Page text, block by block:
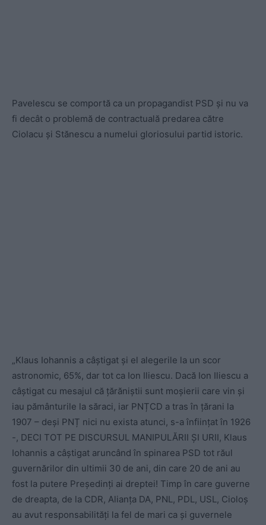
Pavelescu se comportă ca un propagandist PSD și nu va
fi decât o problemă de contractuală predarea către
Ciolacu și Stănescu a numelui gloriosului partid istoric.
„Klaus Iohannis a câștigat și el alegerile la un scor
astronomic, 65%, dar tot ca Ion Iliescu. Dacă Ion Iliescu a
câștigat cu mesajul că țărăniștii sunt moșierii care vin și
iau pământurile la săraci, iar PNȚCD a tras în țărani la
1907 – deși PNȚ nici nu exista atunci, s-a înființat în 1926
-, DECI TOT PE DISCURSUL MANIPULĂRII ȘI URII, Klaus
Iohannis a câștigat aruncând în spinarea PSD tot răul
guvernărilor din ultimii 30 de ani, din care 20 de ani au
fost la putere Președinți ai dreptei! Timp în care guverne
de dreapta, de la CDR, Alianța DA, PNL, PDL, USL, Cioloș
au avut responsabilități la fel de mari ca și guvernele